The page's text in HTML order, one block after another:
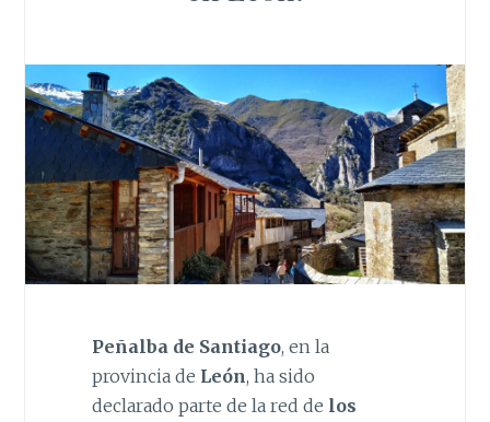
Peñalba de Santiago, en la
provincia de León, ha sido
declarado parte de la red de los